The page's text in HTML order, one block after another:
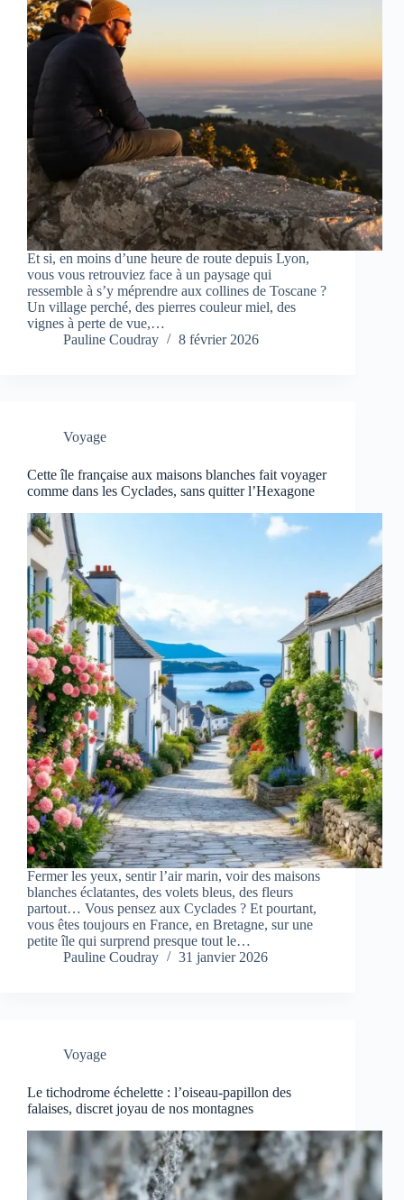
Et si, en moins d’une heure de route depuis Lyon,
vous vous retrouviez face à un paysage qui
ressemble à s’y méprendre aux collines de Toscane ?
Un village perché, des pierres couleur miel, des
vignes à perte de vue,…
Pauline Coudray
8 février 2026
Voyage
Cette île française aux maisons blanches fait voyager
comme dans les Cyclades, sans quitter l’Hexagone
Fermer les yeux, sentir l’air marin, voir des maisons
blanches éclatantes, des volets bleus, des fleurs
partout… Vous pensez aux Cyclades ? Et pourtant,
vous êtes toujours en France, en Bretagne, sur une
petite île qui surprend presque tout le…
Pauline Coudray
31 janvier 2026
Voyage
Le tichodrome échelette : l’oiseau-papillon des
falaises, discret joyau de nos montagnes